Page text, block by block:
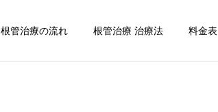
根管治療の流れ 根管治療 治療法 料金表